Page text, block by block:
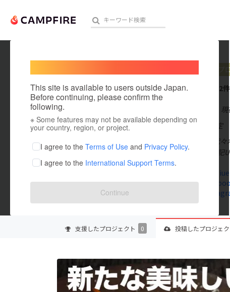
人気のプロジェクト 注目のリ
アート・写真
テクノロジー・ガジェット
映像・映画
ビジネス・起業
まちづくり・地域活性化
This site is available to users outside Japan.
Before continuing, please confirm the
following.
※ Some features may not be available depending on
your country, region, or project.
I agree to the Terms of Use and Privacy Policy.
I agree to the International Support Terms.
Continue
これまでに2
出身国：未設定
sio株式会社 代
ご予約は下記
sio-
支援したプロジェクト 0 投稿したプロジェ